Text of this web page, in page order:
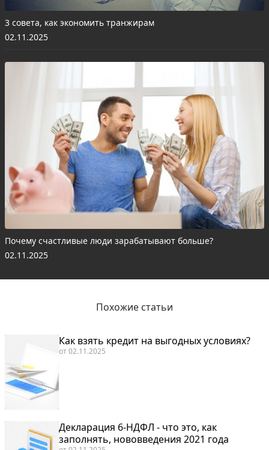
3 совета, как экономить транжирам
02.11.2025
Почему счастливые люди зарабатывают больше?
02.11.2025
Похожие статьи
Как взять кредит на выгодных условиях?
от02.11.2025
Декларация 6-НДФЛ - что это, как
заполнять, нововведения 2021 года